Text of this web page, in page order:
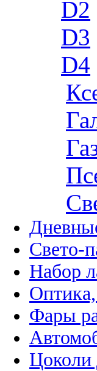
D2
D3
D4
Свето-
Набор
Фары
Цоколи